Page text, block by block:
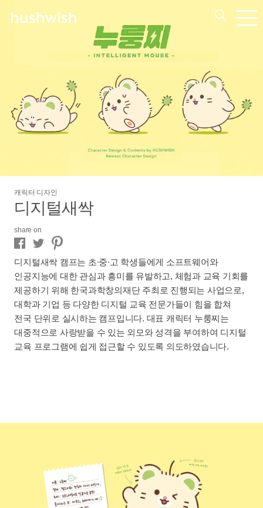
캐릭터 디자인
디지털새싹
share on
디지털새싹 캠프는 초∙중∙고 학생들에게 소프트웨어와
인공지능에 대한 관심과 흥미를 유발하고, 체험과 교육 기회를
제공하기 위해 한국과학창의재단 주최로 진행되는 사업으로,
대학과 기업 등 다양한 디지털 교육 전문가들이 힘을 합쳐
전국 단위로 실시하는 캠프입니다. 대표 캐릭터 누룽찌는
대중적으로 사랑받을 수 있는 외모와 성격을 부여하여 디지털
교육 프로그램에 쉽게 접근할 수 있도록 의도하였습니다.